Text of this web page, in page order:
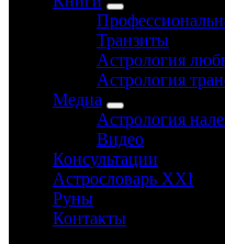
Транзиты
Астрология
Астрология
Медиа
Астрология
Видео
Консультации
Астрословарь XXI
Руны
Контакты